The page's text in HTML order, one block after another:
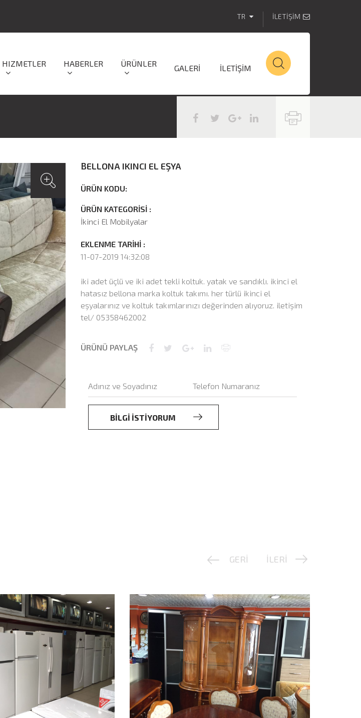
TR İLETİŞİM
HIZMETLER HABERLER ÜRÜNLER GALERİ İLETİŞİM
BELLONA IKINCI EL EŞYA
ÜRÜN KODU:
ÜRÜN KATEGORİSİ :
İkinci El Mobilyalar
EKLENME TARİHİ :
11-07-2019 14:32:08
iki adet üçlü ve iki adet tekli koltuk. yatak ve sandıklı. ikinci el
hatasız bellona marka koltuk takımı. her türlü ikinci el
eşyalarınız ve koltuk takımlarınızı değerinden alıyoruz. iletişim
tel/ 05358462002
ÜRÜNÜ PAYLAŞ
BİLGİ İSTİYORUM
GERİ İLERİ